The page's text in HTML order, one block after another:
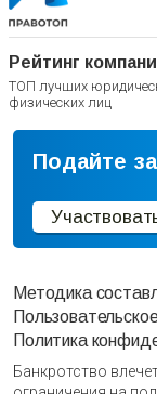
Рейтинг
ТОП лучших
физических лиц
Подайте
Методика
Политика
Банкротство